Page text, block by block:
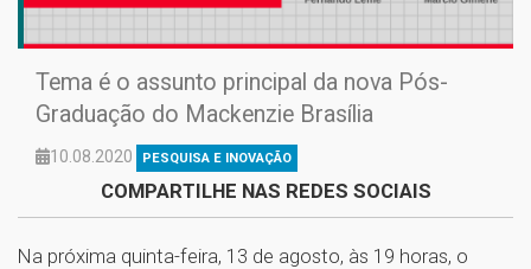
Tema é o assunto principal da nova Pós-
Graduação do Mackenzie Brasília
10.08.2020 PESQUISA E INOVAÇÃO
COMPARTILHE NAS REDES SOCIAIS
Na próxima quinta-feira, 13 de agosto, às 19 horas, o